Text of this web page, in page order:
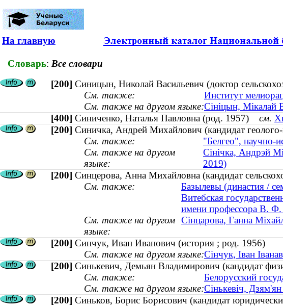
На главную
Словарь: Все словари
[200] Синицын, Николай Васильевич (доктор
См. также:
Институт
См. также на другом языке:Сініцын, Мікалай
[400] Синиченко, Наталья Павловна (род. 1957) см.
[200] Синичка, Андрей Михайлович (кандидат
См. также:
"Белгео", научно-
См. также на другом
языке:
Сінічка, Андрэй
2019)
[200] Синцерова, Анна Михайловна (кандидат
См. также:
Базылевы (династия /
Витебская
имени профессора В.
См. также на другом
языке:
Сінцарова, Ганна
[200] Синчук, Иван Иванович (история ; род. 1956)
См. также на другом языке:Сінчук, Іван
[200] Синькевич, Демьян Владимирович (кандидат
См. также:
Белорусский
См. также на другом языке:Сiнькевiч, Дзям'ян
[200] Синьков, Борис Борисович (кандидат